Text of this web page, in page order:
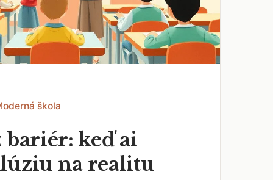
škola
bariér: keď ai
na realitu